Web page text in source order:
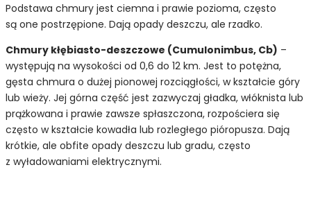
Podstawa chmury jest ciemna i prawie pozioma, często
są one postrzępione. Dają opady deszczu, ale rzadko.
Chmury kłębiasto-deszczowe (Cumulonimbus, Cb) –
występują na wysokości od 0,6 do 12 km. Jest to potężna,
gęsta chmura o dużej pionowej rozciągłości, w kształcie góry
lub wieży. Jej górna część jest zazwyczaj gładka, włóknista lub
prążkowana i prawie zawsze spłaszczona, rozpościera się
często w kształcie kowadła lub rozległego pióropusza. Dają
krótkie, ale obfite opady deszczu lub gradu, często
z wyładowaniami elektrycznymi.